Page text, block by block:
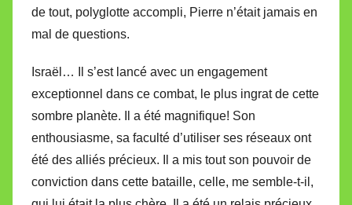
de tout, polyglotte accompli, Pierre n’était jamais en
mal de questions.
Israël… Il s’est lancé avec un engagement
exceptionnel dans ce combat, le plus ingrat de cette
sombre planète. Il a été magnifique! Son
enthousiasme, sa faculté d’utiliser ses réseaux ont
été des alliés précieux. Il a mis tout son pouvoir de
conviction dans cette bataille, celle, me semble-t-il,